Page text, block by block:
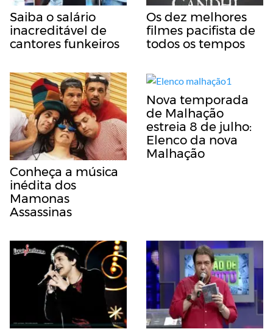
Saiba o salário
inacreditável de
cantores funkeiros
Os dez melhores
filmes pacifista de
todos os tempos
Conheça a música
inédita dos
Mamonas
Assassinas
Nova temporada
de Malhação
estreia 8 de julho:
Elenco da nova
Malhação